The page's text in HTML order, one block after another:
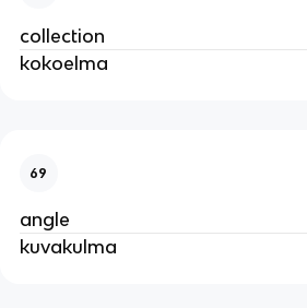
collection
kokoelma
69
angle
kuvakulma